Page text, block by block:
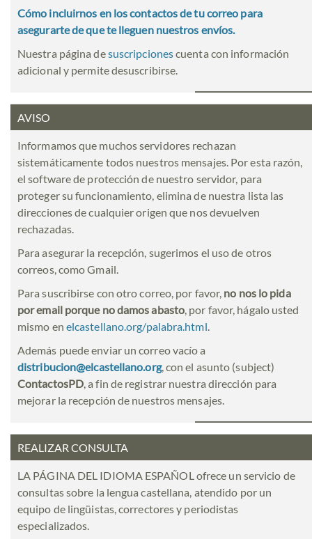
Cómo incluirnos en los contactos de tu correo para
asegurarte de que te lleguen nuestros envíos.
Nuestra página desuscripcionescuenta con información
adicional y permite desuscribirse.
AVISO
Informamos que muchos servidores rechazan
sistemáticamente todos nuestros mensajes. Por esta razón,
el software de protección de nuestro servidor, para
proteger su funcionamiento, elimina de nuestra lista las
direcciones de cualquier origen que nos devuelven
rechazadas.
Para asegurar la recepción, sugerimos el uso de otros
correos, como Gmail.
Para suscribirse con otro correo, por favor, no nos lo pida
por email porque no damos abasto, por favor, hágalo usted
mismo en elcastellano.org/palabra.html.
Además puede enviar un correo vacío a
distribucion@elcastellano.org, con el asunto (subject)
ContactosPD, a fin de registrar nuestra dirección para
mejorar la recepción de nuestros mensajes.
REALIZAR CONSULTA
LA PÁGINA DEL IDIOMA ESPAÑOL ofrece un servicio de
consultas sobre la lengua castellana, atendido por un
equipo de lingüistas, correctores y periodistas
especializados.